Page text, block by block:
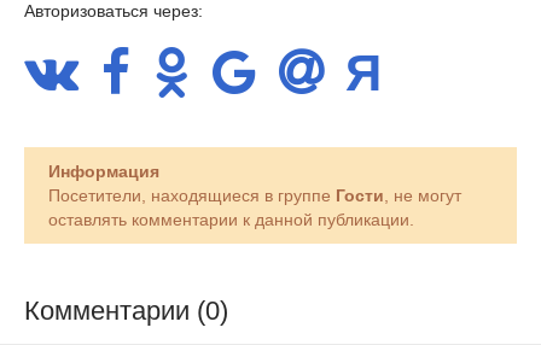
Авторизоваться через:
Информация
Посетители, находящиеся в группе Гости, не могут
оставлять комментарии к данной публикации.
Комментарии (0)